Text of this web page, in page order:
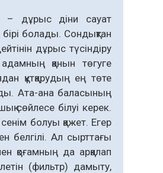
– дұрыс діни сауат
бірі болады. Сондықтан
дұрыс түсіндіру
адамның қанын төгуге
құтқарудың ең төте
Ата-ана баласының
сөйлесе білуі керек.
болуы қажет. Егер
белгілі. Ал сырттағы
қоғамның да арқалап
(фильтр) дамыту,